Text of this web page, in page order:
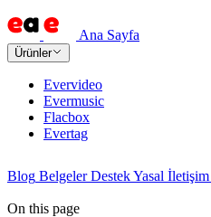
Ana Sayfa
Ürünler
Evervideo
Evermusic
Flacbox
Evertag
Blog Belgeler DestekYasal İletişim
On this page